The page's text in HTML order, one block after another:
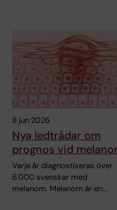
8 jun 2026
Nya ledtrådar om
prognos vid
Varje år diagnostiseras över
6 000 svenskar med
melanom. Melanom är en…